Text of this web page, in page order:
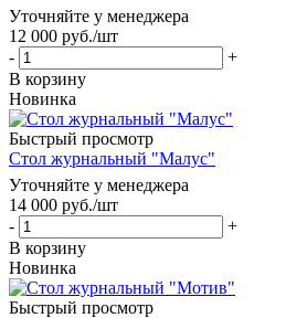
Уточняйте у менеджера
12 000 руб./шт
-
+
В корзину
Новинка
Быстрый просмотр
Стол журнальный "Малус"
Уточняйте у менеджера
14 000 руб./шт
-
+
В корзину
Новинка
Быстрый просмотр